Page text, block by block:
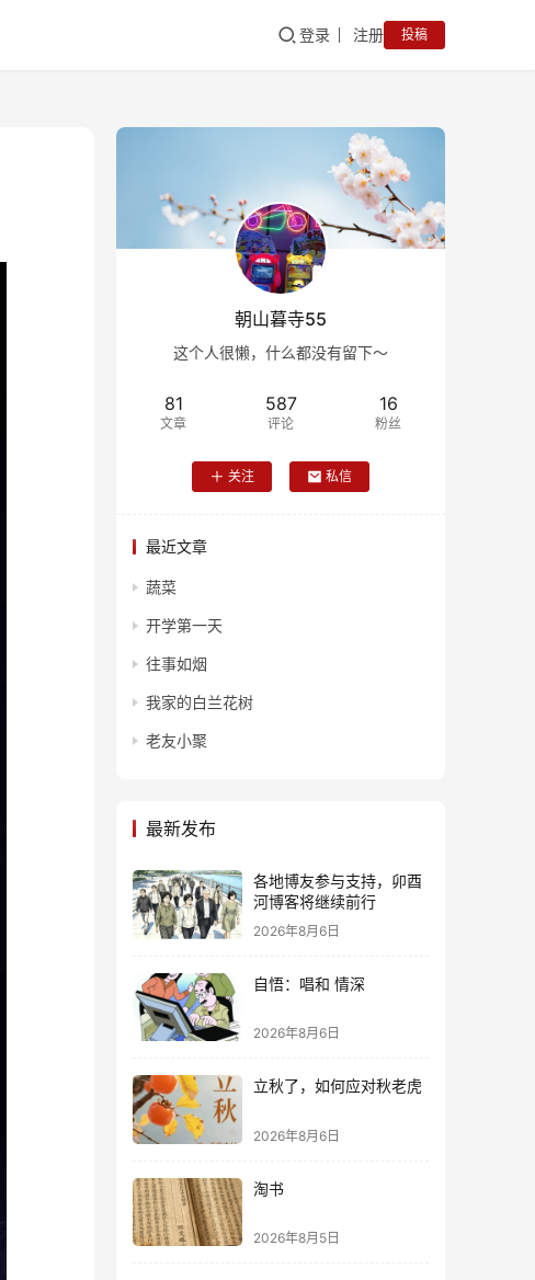
登录 注册 投稿
朝山暮寺55
这个人很懒，什么都没有留下～
81
文章
587
评论
16
粉丝
关注 私信
最近文章
蔬菜
开学第一天
往事如烟
我家的白兰花树
老友小聚
最新发布
各地博友参与支持，卯酉
河博客将继续前行
2026年8月6日
自悟：唱和 情深
2026年8月6日
立秋了，如何应对秋老虎
2026年8月6日
淘书
2026年8月5日